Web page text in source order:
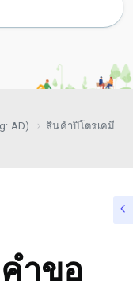
AD)
สินค้าปิโตรเคมี
ำขอ